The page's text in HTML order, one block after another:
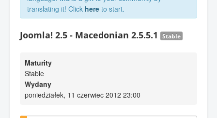
translating it! Click here to start.
Joomla! 2.5 - Macedonian 2.5.5.1 Stable
Maturity
Stable
Wydany
poniedziałek, 11 czerwiec 2012 23:00